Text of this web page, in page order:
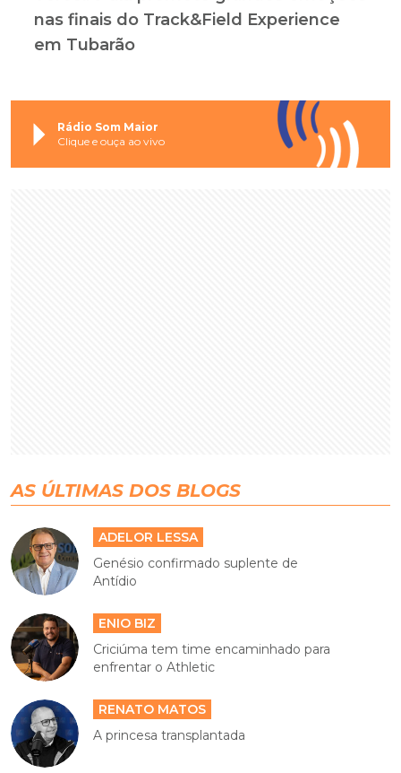
nas finais do Track&Field Experience
em Tubarão
Rádio Som Maior
Clique e ouça ao vivo
AS ÚLTIMAS DOS BLOGS
ADELOR LESSA
Genésio confirmado suplente de
Antídio
ENIO BIZ
Criciúma tem time encaminhado para
enfrentar o Athletic
RENATO MATOS
A princesa transplantada